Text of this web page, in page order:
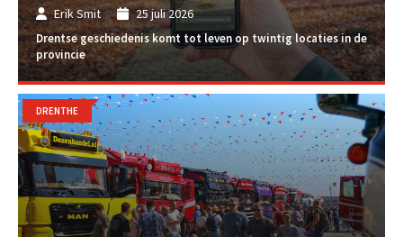
Erik Smit 25 juli 2026
Drentse geschiedenis komt tot leven op twintig locaties in de
provincie
DRENTHE